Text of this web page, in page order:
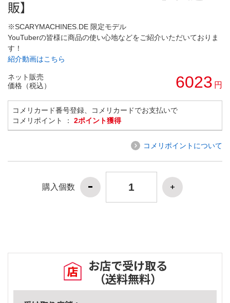
販】
※SCARYMACHINES.DE 限定モデル
YouTuberの皆様に商品の使い心地などをご紹介いただいておりま
す！
紹介動画はこちら
ネット販売
価格（税込）
6023 円
コメリカード番号登録、コメリカードでお支払いで
コメリポイント ： 2ポイント獲得
コメリポイントについて
購入個数
お店で受け取る
（送料無料）